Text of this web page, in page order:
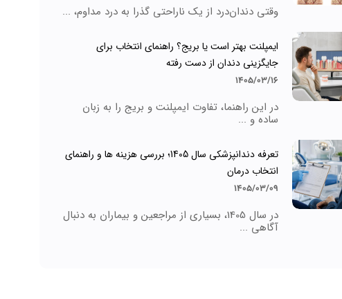
وقتی دندان‌درد از یک ناراحتی گذرا به درد مداوم، ...
ایمپلنت بهتر است یا بریج؟ راهنمای انتخاب برای
جایگزینی دندان از دست رفته
1405/03/16
در این راهنما، تفاوت ایمپلنت و بریج را به زبان
ساده و ...
تعرفه دندانپزشکی سال 1405؛ بررسی هزینه ها و راهنمای
انتخاب درمان
1405/03/09
در سال 1405، بسیاری از مراجعین و بیماران به دنبال
آگاهی ...